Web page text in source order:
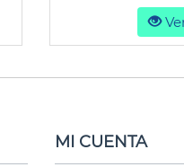
MI CUENTA